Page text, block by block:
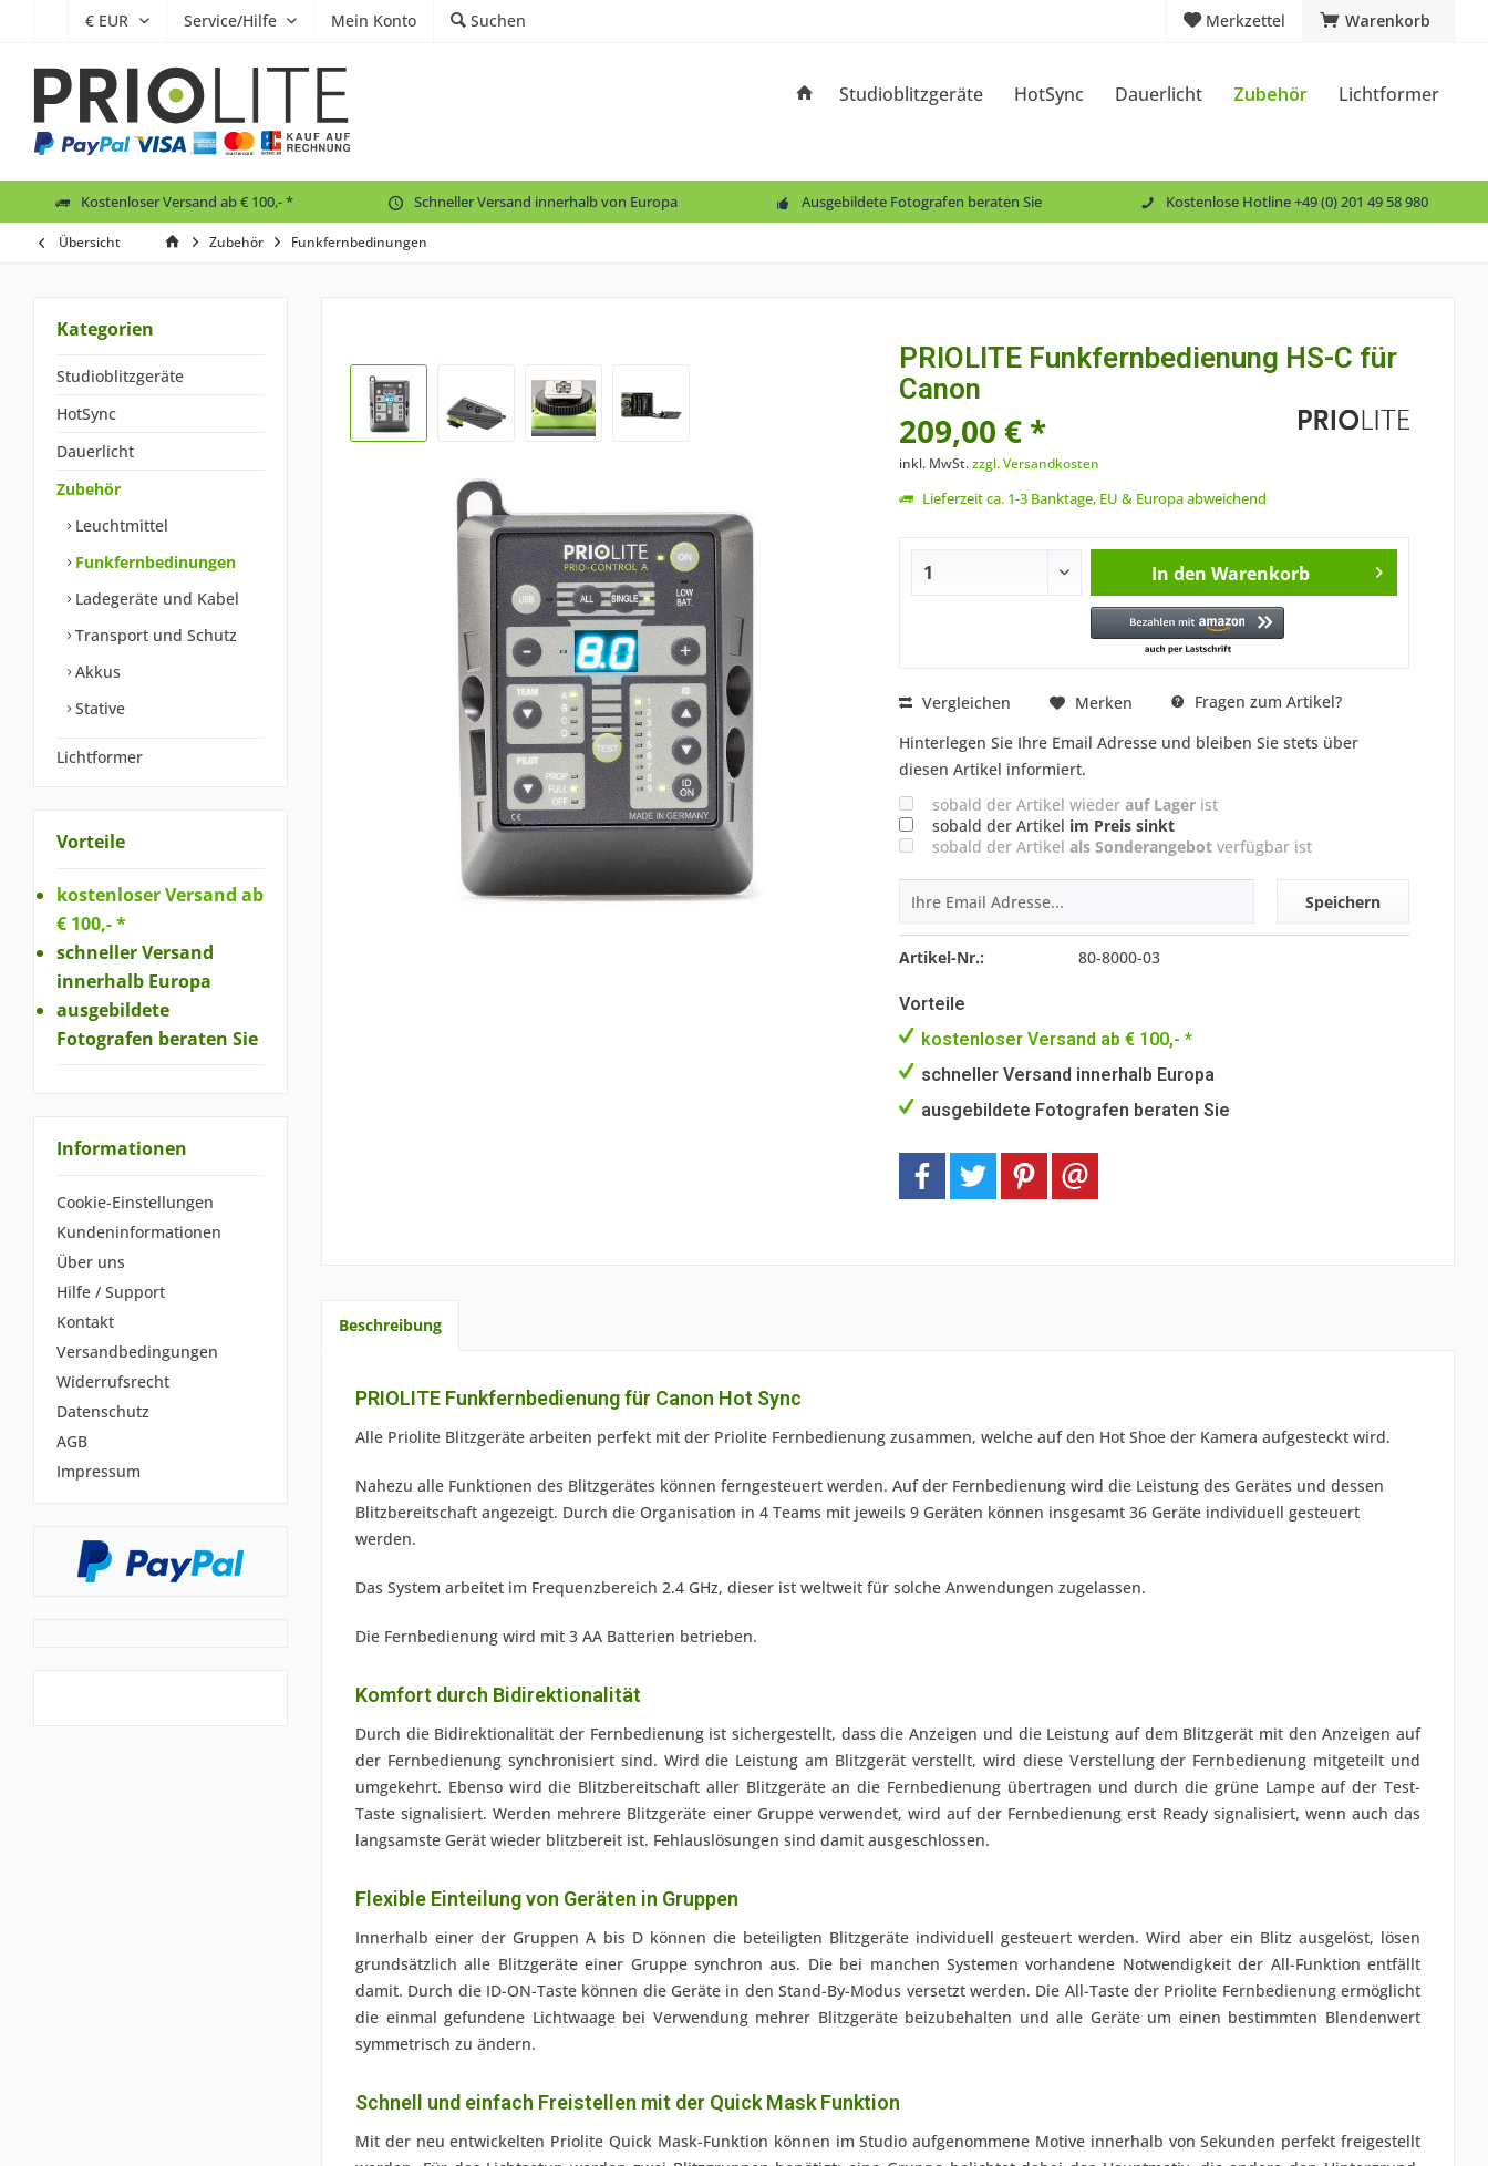
Warenkorb
Merkzettel
Service/Hilfe Mein Konto Suchen
Studioblitzgeräte HotSync Dauerlicht Zubehör Lichtformer
Kostenloser Versand ab € 100,- * Schneller Versand innerhalb von Europa Ausgebildete Fotografen beraten Sie Kostenlose Hotline +49 (0) 201 49 58 980
Übersicht Zubehör Funkfernbedinungen
Kategorien
Studioblitzgeräte
HotSync
Dauerlicht
Zubehör
Leuchtmittel
Funkfernbedinungen
Ladegeräte und Kabel
Transport und Schutz
Akkus
Stative
Lichtformer
Vorteile
kostenloser Versand ab
€ 100,- *
schneller Versand
innerhalb Europa
ausgebildete
Fotografen beraten Sie
Informationen
Cookie-Einstellungen
Kundeninformationen
Über uns
Hilfe / Support
Kontakt
Versandbedingungen
Widerrufsrecht
Datenschutz
AGB
Impressum
PRIOLITE Funkfernbedienung HS-C für
Canon
209,00 € *
inkl. MwSt.zzgl. Versandkosten
Lieferzeit ca. 1-3 Banktage, EU & Europa abweichend
In den Warenkorb
Vergleichen Merken
Fragen zum Artikel?
Hinterlegen Sie Ihre Email Adresse und bleiben Sie stets über
diesen Artikel informiert.
sobald der Artikel wieder auf Lagerist
sobald der Artikel im Preis sinkt
sobald der Artikel als Sonderangebotverfügbar ist
Speichern
Artikel-Nr.: 80-8000-03
Vorteile
kostenloser Versand ab € 100,- *
schneller Versand innerhalb Europa
ausgebildete Fotografen beraten Sie
Beschreibung
PRIOLITE Funkfernbedienung für Canon Hot Sync
Alle Priolite Blitzgeräte arbeiten perfekt mit der Priolite Fernbedienung zusammen, welche auf den Hot Shoe der Kamera aufgesteckt wird.
Nahezu alle Funktionen des Blitzgerätes können ferngesteuert werden. Auf der Fernbedienung wird die Leistung des Gerätes und dessen
Blitzbereitschaft angezeigt. Durch die Organisation in 4 Teams mit jeweils 9 Geräten können insgesamt 36 Geräte individuell gesteuert
werden.
Das System arbeitet im Frequenzbereich 2.4 GHz, dieser ist weltweit für solche Anwendungen zugelassen.
Die Fernbedienung wird mit 3 AA Batterien betrieben.
Komfort durch Bidirektionalität
Durch die Bidirektionalität der Fernbedienung ist sichergestellt, dass die Anzeigen und die Leistung auf dem Blitzgerät mit den Anzeigen auf
der Fernbedienung synchronisiert sind. Wird die Leistung am Blitzgerät verstellt, wird diese Verstellung der Fernbedienung mitgeteilt und
umgekehrt. Ebenso wird die Blitzbereitschaft aller Blitzgeräte an die Fernbedienung übertragen und durch die grüne Lampe auf der Test-
Taste signalisiert. Werden mehrere Blitzgeräte einer Gruppe verwendet, wird auf der Fernbedienung erst Ready signalisiert, wenn auch das
langsamste Gerät wieder blitzbereit ist. Fehlauslösungen sind damit ausgeschlossen.
Flexible Einteilung von Geräten in Gruppen
Innerhalb einer der Gruppen A bis D können die beteiligten Blitzgeräte individuell gesteuert werden. Wird aber ein Blitz ausgelöst, lösen
grundsätzlich alle Blitzgeräte einer Gruppe synchron aus. Die bei manchen Systemen vorhandene Notwendigkeit der All-Funktion entfällt
damit. Durch die ID-ON-Taste können die Geräte in den Stand-By-Modus versetzt werden. Die All-Taste der Priolite Fernbedienung ermöglicht
die einmal gefundene Lichtwaage bei Verwendung mehrer Blitzgeräte beizubehalten und alle Geräte um einen bestimmten Blendenwert
symmetrisch zu ändern.
Schnell und einfach Freistellen mit der Quick Mask Funktion
Mit der neu entwickelten Priolite Quick Mask-Funktion können im Studio aufgenommene Motive innerhalb von Sekunden perfekt freigestellt